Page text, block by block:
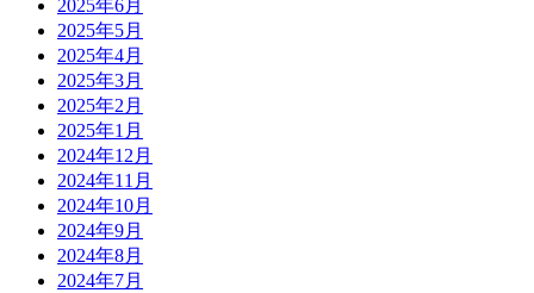
2025年6月
2025年5月
2025年4月
2025年3月
2025年2月
2025年1月
2024年12月
2024年11月
2024年10月
2024年9月
2024年8月
2024年7月